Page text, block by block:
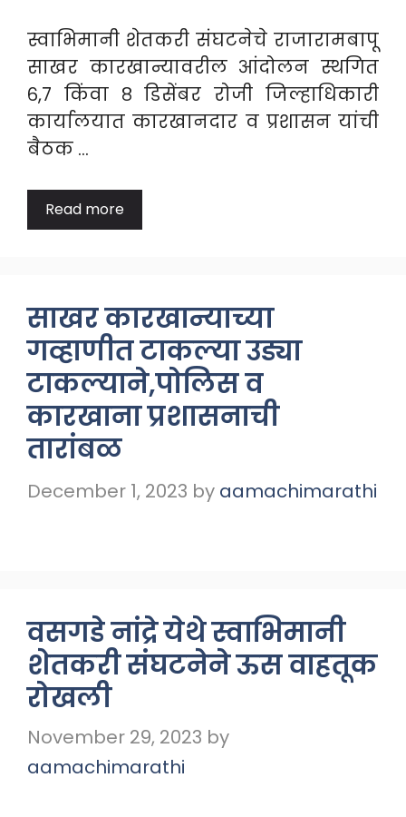
स्वाभिमानी शेतकरी संघटनेचे राजारामबापू
साखर कारखान्यावरील आंदोलन स्थगित
६,७ किंवा ८ डिसेंबर रोजी जिल्हाधिकारी
कार्यालयात कारखानदार व प्रशासन यांची
बैठक …
Read more
साखर कारखान्याच्या
गव्हाणीत टाकल्या उड्या
टाकल्याने,पोलिस व
कारखाना प्रशासनाची
तारांबळ
December 1, 2023 by aamachimarathi
वसगडे नांद्रे येथे स्वाभिमानी
शेतकरी संघटनेने ऊस वाहतूक
रोखली
November 29, 2023 by
aamachimarathi